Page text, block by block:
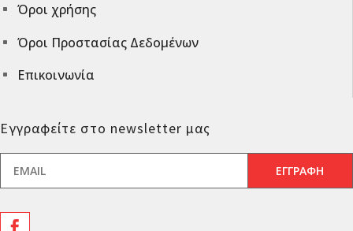
^ Όροι χρήσης
^ Όροι Προστασίας Δεδομένων
^ Επικοινωνία
Εγγραφείτε στο newsletter μας
